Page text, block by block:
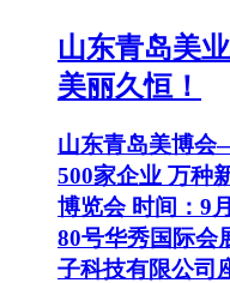
山东青岛美
美丽久恒！
山东青岛美博
500家企业 万种
博览会 时间：9
80号华秀国际会
子科技有限公司